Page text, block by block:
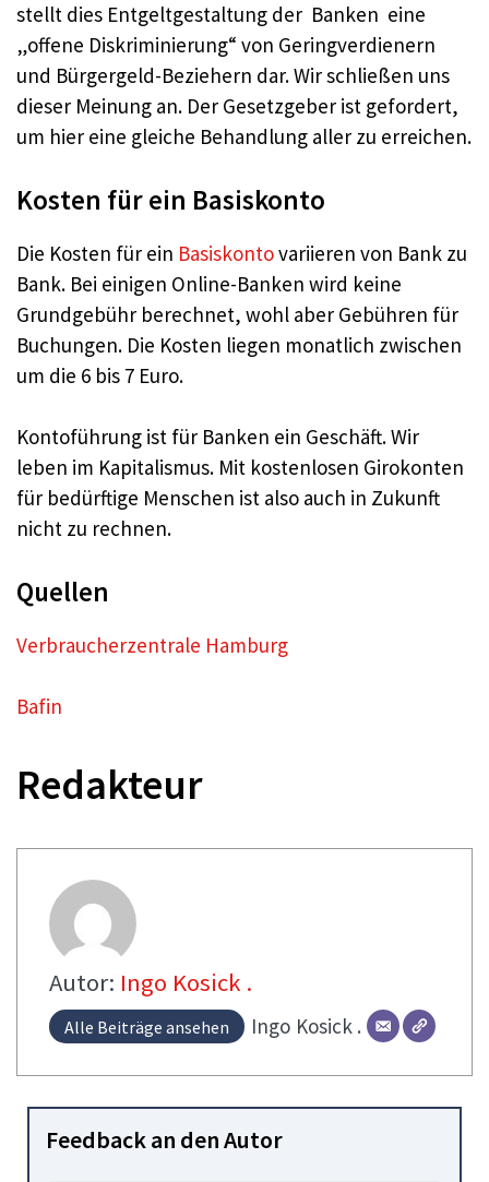
stellt dies Entgeltgestaltung der Banken eine
„offene Diskriminierung“ von Geringverdienern
und Bürgergeld-Beziehern dar. Wir schließen uns
dieser Meinung an. Der Gesetzgeber ist gefordert,
um hier eine gleiche Behandlung aller zu erreichen.
Kosten für ein Basiskonto
Die Kosten für ein Basiskontovariieren von Bank zu
Bank. Bei einigen Online-Banken wird keine
Grundgebühr berechnet, wohl aber Gebühren für
Buchungen. Die Kosten liegen monatlich zwischen
um die 6 bis 7 Euro.
Kontoführung ist für Banken ein Geschäft. Wir
leben im Kapitalismus. Mit kostenlosen Girokonten
für bedürftige Menschen ist also auch in Zukunft
nicht zu rechnen.
Quellen
Verbraucherzentrale Hamburg
Bafin
Redakteur
Autor: Ingo Kosick .
Alle Beiträge ansehen Ingo Kosick .
Feedback an den Autor